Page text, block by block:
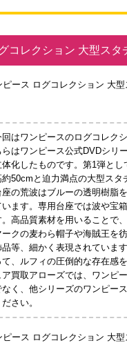
コレクション 大型スタ
ピース ログコレクション 大
回はワンピースのログコレク
らはワンピース公式DVDシリ
体化したものです。第1弾と
約50cmと迫力満点の大型スタ
座の荒波はブルーの透明樹脂
います。専用台座では波や宝
。高品質素材を用いることで
ークの麦わら帽子や海賊王を
品等、細かく表現されていま
て、ルフィの圧倒的な存在感
ア買取アローズでは、ワンピ
なく、他シリーズのワンピー
ださい。
ピース ログコレクション 大